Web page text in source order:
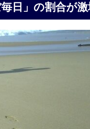
日」の割合が